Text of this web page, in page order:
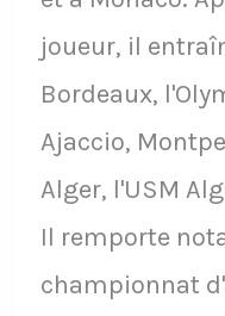
joueur, il
Bordeaux,
Ajaccio,
Alger, l'USM
Il remporte
championnat